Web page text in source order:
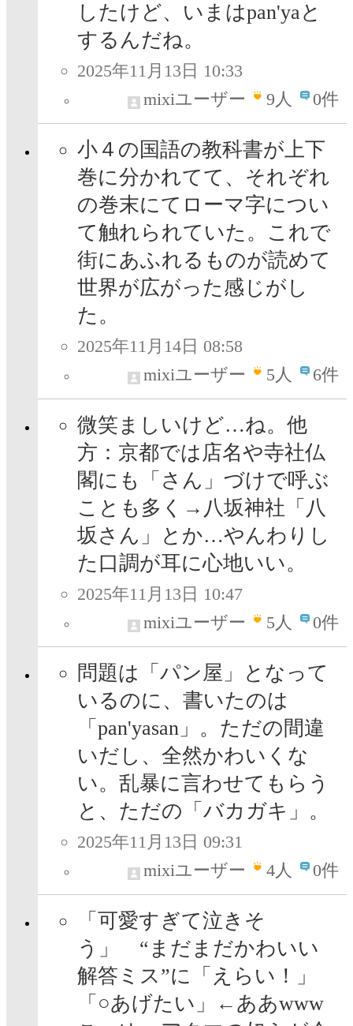
したけど、いまはpan'yaと
するんだね。
2025年11月13日 10:33
mixiユーザー
9人 0件
小４の国語の教科書が上下
巻に分かれてて、それぞれ
の巻末にてローマ字につい
て触れられていた。これで
街にあふれるものが読めて
世界が広がった感じがし
た。
2025年11月14日 08:58
mixiユーザー
5人 6件
微笑ましいけど…ね。他
方：京都では店名や寺社仏
閣にも「さん」づけで呼ぶ
ことも多く→八坂神社「八
坂さん」とか…やんわりし
た口調が耳に心地いい。
2025年11月13日 10:47
mixiユーザー
5人 0件
問題は「パン屋」となって
いるのに、書いたのは
「pan'yasan」。ただの間違
いだし、全然かわいくな
い。乱暴に言わせてもらう
と、ただの「バカガキ」。
2025年11月13日 09:31
mixiユーザー
4人 0件
「可愛すぎて泣きそ
う」 “まだまだかわいい
解答ミス”に「えらい！」
「○あげたい」←ああwww